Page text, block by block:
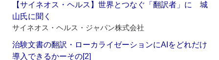
【サイネオス・ヘルス】世界とつなぐ「翻訳者」に 城
山氏に聞く
サイネオス・ヘルス・ジャパン株式会社
治験文書の翻訳・ローカライゼーションにAIをどれだけ
導入できるかーその[2]